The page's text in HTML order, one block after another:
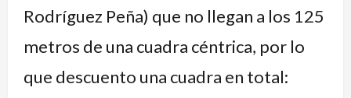
Rodríguez Peña) que no llegan a los 125
metros de una cuadra céntrica, por lo
que descuento una cuadra en total: